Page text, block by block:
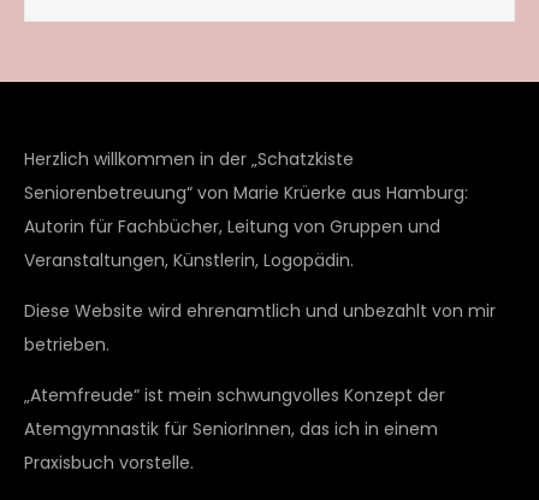
Herzlich willkommen in der „Schatzkiste
Seniorenbetreuung“ von Marie Krüerke aus Hamburg:
Autorin für Fachbücher, Leitung von Gruppen und
Veranstaltungen, Künstlerin, Logopädin.
Diese Website wird ehrenamtlich und unbezahlt von mir
betrieben.
„Atemfreude“ ist mein schwungvolles Konzept der
Atemgymnastik für SeniorInnen, das ich in einem
Praxisbuch vorstelle.